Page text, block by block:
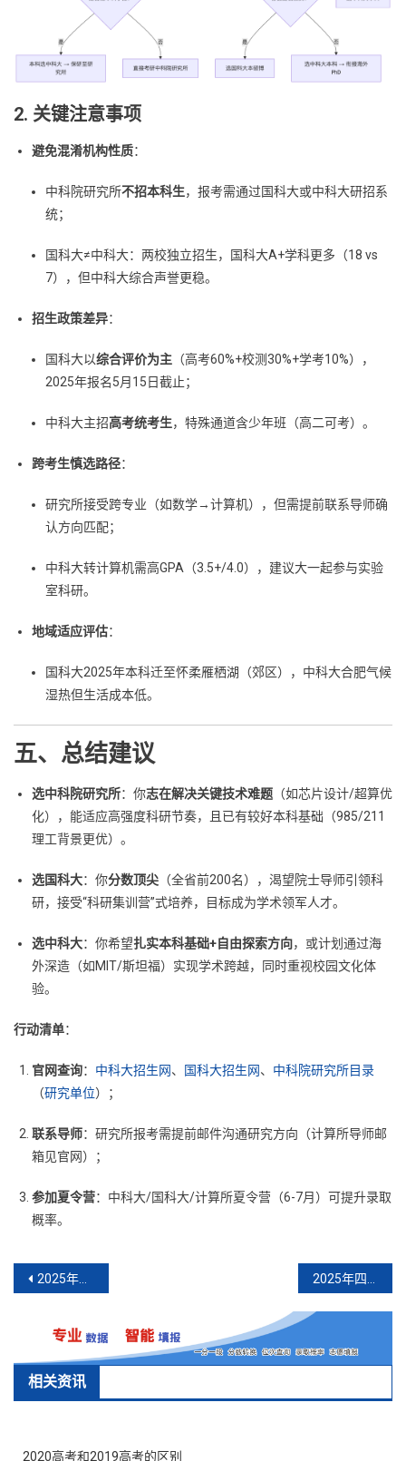
2. 关键注意事项
避免混淆机构性质：
中科院研究所不招本科生，报考需通过国科大或中科大研招系
统；
国科大≠中科大：两校独立招生，国科大A+学科更多（18 vs
7），但中科大综合声誉更稳。
招生政策差异：
国科大以综合评价为主 （高考60%+校测30%+学考10%），
2025年报名5月15日截止；
中科大主招高考统考生，特殊通道含少年班（高二可考）。
跨考生慎选路径：
研究所接受跨专业（如数学→计算机），但需提前联系导师确
认方向匹配；
中科大转计算机需高GPA（3.5+/4.0），建议大一起参与实验
室科研。
地域适应评估：
国科大2025年本科迁至怀柔雁栖湖（郊区），中科大合肥气候
湿热但生活成本低。
五、总结建议
选中科院研究所：你志在解决关键技术难题 （如芯片设计/超算优
化），能适应高强度科研节奏，且已有较好本科基础（985/211
理工背景更优）。
选国科大：你分数顶尖 （全省前200名），渴望院士导师引领科
研，接受“科研集训营”式培养，目标成为学术领军人才。
选中科大：你希望扎实本科基础+自由探索方向，或计划通过海
外深造（如MIT/斯坦福）实现学术跨越，同时重视校园文化体
验。
行动清单：
官网查询： 中科大招生网、 国科大招生网、 中科院研究所目录
（研究单位）；
联系导师：研究所报考需提前邮件沟通研究方向（计算所导师邮
箱见官网）；
参加夏令营：中科大/国科大/计算所夏令营（6-7月）可提升录取
概率。
文
航
2025年四川中高职衔接五年一贯制报考全指南 2025年四川高考三州地区(少数民族)优惠政策
相关资讯
2020高考和2019高考的区别